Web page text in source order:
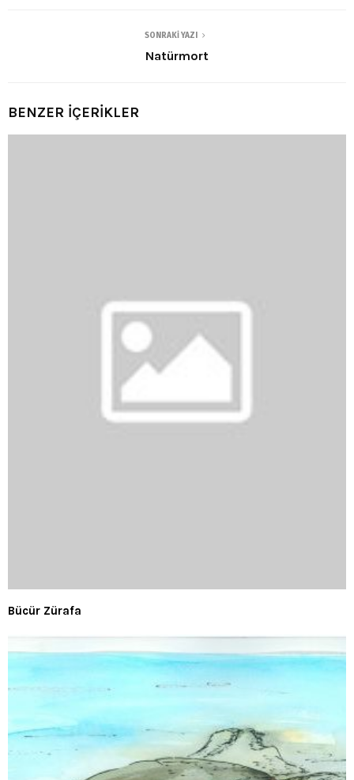
SONRAKI YAZI
Natürmort
BENZER İÇERİKLER
Bücür Zürafa